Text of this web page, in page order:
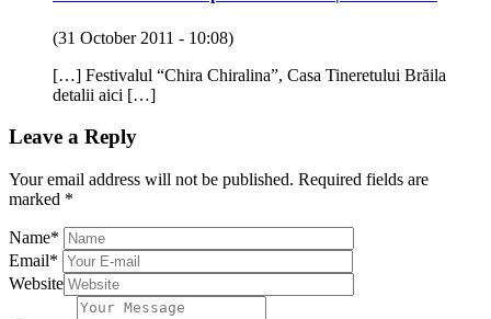
(31 October 2011 - 10:08)
[…] Festivalul “Chira Chiralina”, Casa Tineretului Brăila
detalii aici […]
Leave a Reply
Your email address will not be published. Required fields are
marked *
Name*
Email*
Website